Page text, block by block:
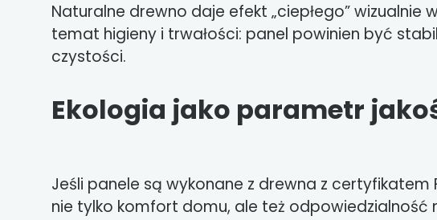
Naturalne drewno daje efekt „ciepłego”
temat higieny i trwałości: panel powinien być
czystości.
Ekologia jako parametr
Jeśli panele są wykonane z drewna z
nie tylko komfort domu, ale też odpowiedzialność